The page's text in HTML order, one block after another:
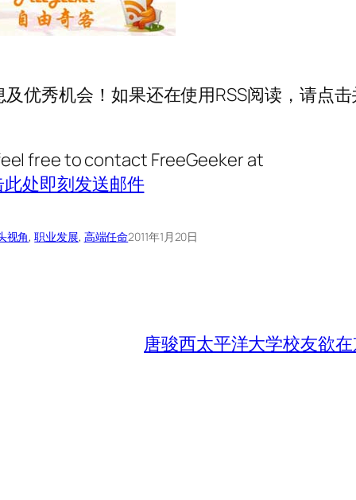
优秀机会！如果还在使用RSS阅读，请点
free to contact FreeGeeker at
此处即刻发送邮件
视角, 职业发展, 高端任命2011年1月20日
唐骏西太平洋大学校友欲